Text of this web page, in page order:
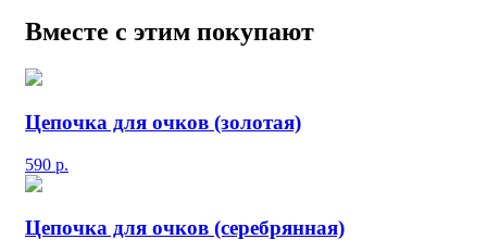
Вместе с этим покупают
Цепочка для очков (золотая)
590 р.
Цепочка для очков (серебрянная)